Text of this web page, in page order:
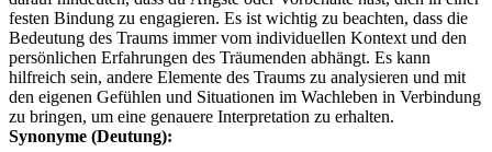
festen Bindung zu engagieren. Es ist wichtig zu beachten, dass die
Bedeutung des Traums immer vom individuellen Kontext und den
persönlichen Erfahrungen des Träumenden abhängt. Es kann
hilfreich sein, andere Elemente des Traums zu analysieren und mit
den eigenen Gefühlen und Situationen im Wachleben in Verbindung
zu bringen, um eine genauere Interpretation zu erhalten.
Synonyme (Deutung):